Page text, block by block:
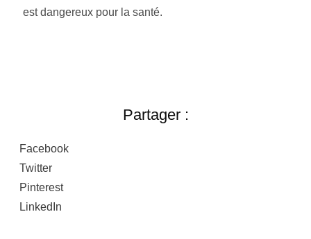
est dangereux pour la santé.
Partager :
Facebook
Twitter
Pinterest
LinkedIn